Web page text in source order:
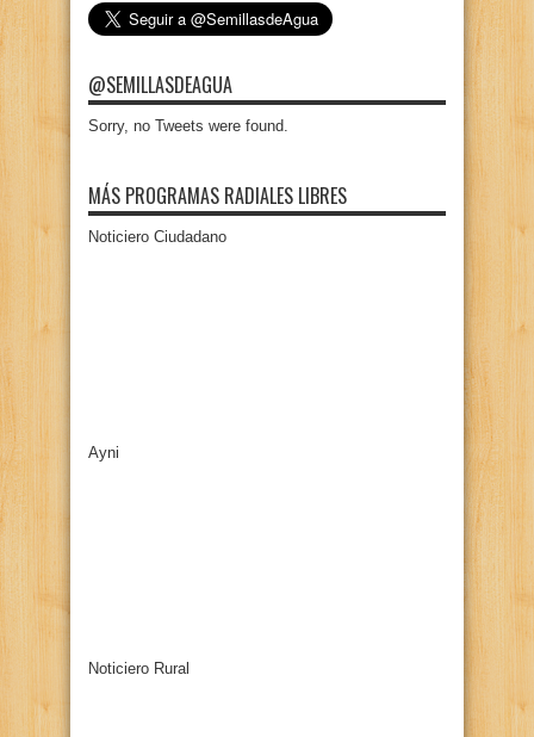
@SEMILLASDEAGUA
Sorry, no Tweets were found.
MÁS PROGRAMAS RADIALES LIBRES
Noticiero Ciudadano
Ayni
Noticiero Rural